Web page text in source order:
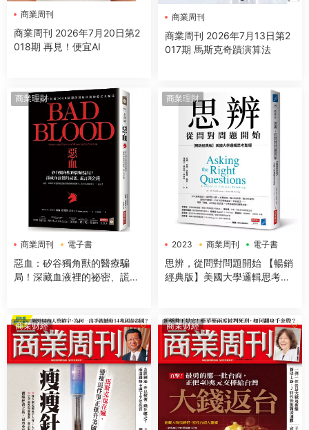
商業周刊
商業周刊 2026年7月20日第2
018期 再見！便宜AI
商業周刊
商業周刊 2026年7月13日第2
017期 馬斯克奇蹟演算法
商業理財
商業周刊 電子書
惡血：矽谷獨角獸的醫療騙
局！深藏血液裡的祕密、謊言
商業理財
2023 商業周刊 電子書
思辨，從問對問題開始 【暢銷
經典版】美國大學邏輯思考聖
商業财經 商業财經